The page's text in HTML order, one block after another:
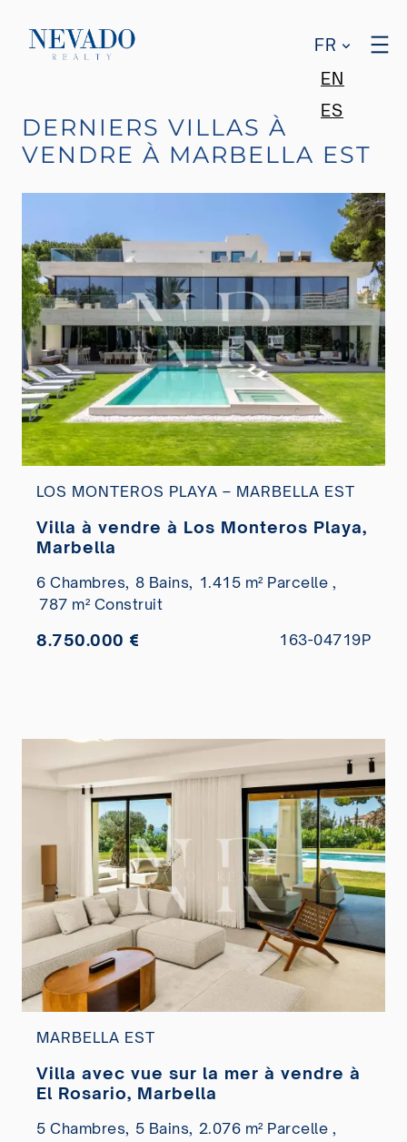
FR
EN
ES
DERNIERS VILLAS À
VENDRE À MARBELLA EST
LOS MONTEROS PLAYA – MARBELLA EST
Villa à vendre à Los Monteros Playa,
Marbella
6 Chambres, 8 Bains, 1.415 m² Parcelle ,
787 m² Construit
8.750.000 € 163-04719P
MARBELLA EST
Villa avec vue sur la mer à vendre à
El Rosario, Marbella
5 Chambres, 5 Bains, 2.076 m² Parcelle ,